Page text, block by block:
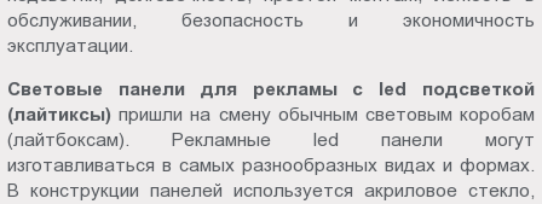
обслуживании, безопасность и экономичность
эксплуатации.
Световые панели для рекламы с led подсветкой
(лайтиксы)пришли на смену обычным световым коробам
(лайтбоксам). Рекламные led панели могут
изготавливаться в самых разнообразных видах и формах.
В конструкции панелей используется акриловое стекло,
Пт.:
9.00-
18.00
Сб.,
Вс.:
выходной